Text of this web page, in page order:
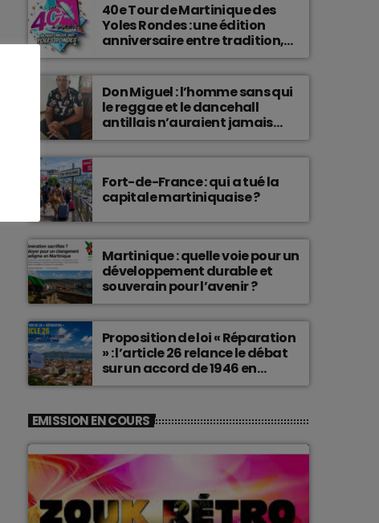
40e Tour de Martinique des
Yoles Rondes : une édition
anniversaire entre tradition,
passion et fierté
martiniquaise.
Don Miguel : l’homme sans qui
le reggae et le dancehall
antillais n’auraient jamais
connu une telle histoire.
Fort-de-France : qui a tué la
capitale martiniquaise ?
Martinique : quelle voie pour un
développement durable et
souverain pour l’avenir ?
Proposition de loi « Réparation
» : l’article 26 relance le débat
sur un accord de 1946 en
Martinique
EMISSION EN COURS